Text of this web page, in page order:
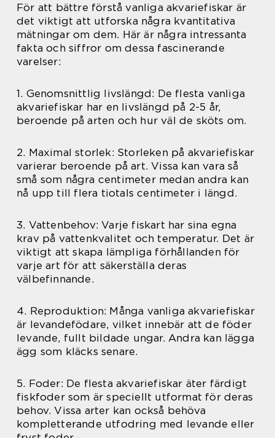
För att bättre förstå vanliga akvariefiskar är
det viktigt att utforska några kvantitativa
mätningar om dem. Här är några intressanta
fakta och siffror om dessa fascinerande
varelser:
1. Genomsnittlig livslängd: De flesta vanliga
akvariefiskar har en livslängd på 2-5 år,
beroende på arten och hur väl de sköts om.
2. Maximal storlek: Storleken på akvariefiskar
varierar beroende på art. Vissa kan vara så
små som några centimeter medan andra kan
nå upp till flera tiotals centimeter i längd.
3. Vattenbehov: Varje fiskart har sina egna
krav på vattenkvalitet och temperatur. Det är
viktigt att skapa lämpliga förhållanden för
varje art för att säkerställa deras
välbefinnande.
4. Reproduktion: Många vanliga akvariefiskar
är levandefödare, vilket innebär att de föder
levande, fullt bildade ungar. Andra kan lägga
ägg som kläcks senare.
5. Foder: De flesta akvariefiskar äter färdigt
fiskfoder som är speciellt utformat för deras
behov. Vissa arter kan också behöva
kompletterande utfodring med levande eller